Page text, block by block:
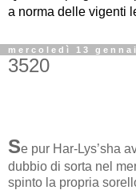
a norma delle vigenti
mercoledì 13
3520
Se pur Har-Lys’sha
dubbio di sorta nel
spinto la propria